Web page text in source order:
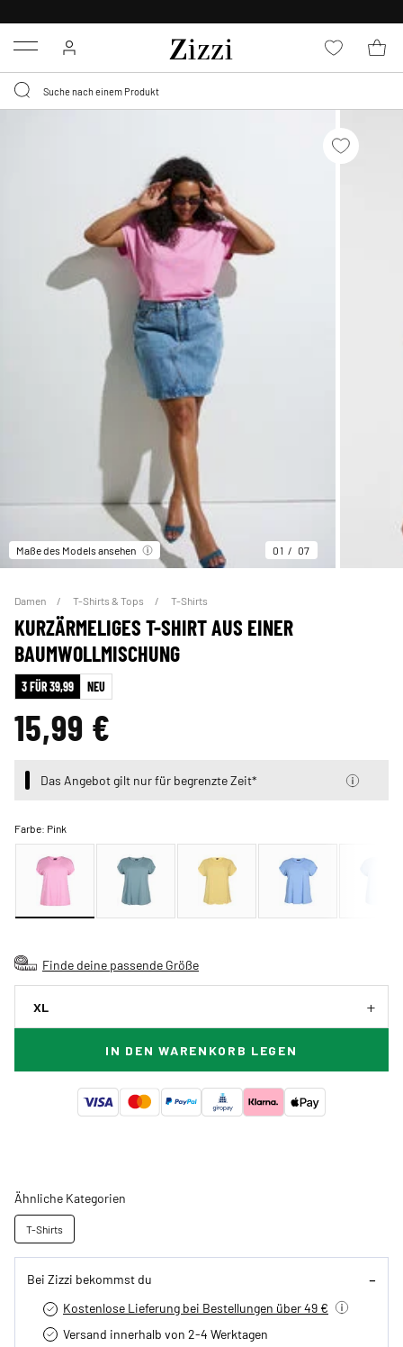
Menu
Maße des Models ansehen 01 07
Damen T-Shirts & Tops T-Shirts
KURZÄRMELIGES T-SHIRT AUS EINER
BAUMWOLLMISCHUNG
3 FÜR 39,99 NEU
15,99 €
Das Angebot gilt nur für begrenzte Zeit*
Farbe: Pink
Finde deine passende Größe
XL
IN DEN WARENKORB LEGEN
Ähnliche Kategorien
T-Shirts
Bei Zizzi bekommst du
Kostenlose Lieferung bei Bestellungen über 49 €
Versand innerhalb von 2-4 Werktagen